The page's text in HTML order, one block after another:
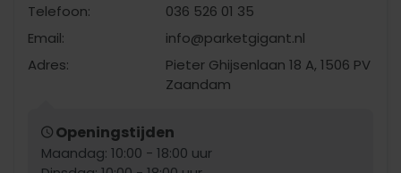
Telefoon:
036 526 01 35
Email:
info@parketgigant.nl
Adres:
Pieter Ghijsenlaan 18 A, 1506 PV
Zaandam
Openingstijden
Maandag: 10:00 - 18:00 uur